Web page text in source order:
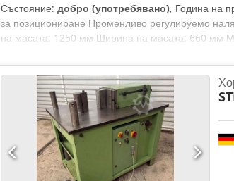
Състояние: добро (употребявано), Година на
за позициониране Променливо регулируемо
на масата: 1250 мм Ширина на масата: 660 мм
тегло на детайла: 250 мм Регулируем ход: 0 -
връщане: 20 000 мм/мин. Мощност: 3 kW
Ø мм Капацитет масив: 40 x 40 мм Дължина:
1200 мм Тегло: 1050 кг